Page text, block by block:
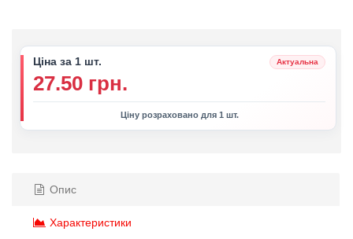
Ціна за 1 шт. Актуальна
27.50 грн.
Ціну розраховано для 1 шт.
Опис
Характеристики